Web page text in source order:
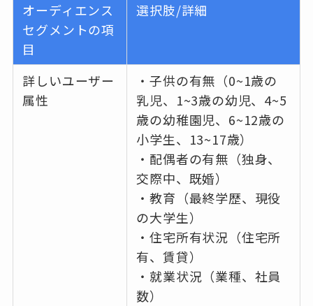
オーディエンス
セグメントの項
目
選択肢/詳細
詳しいユーザー
属性
・子供の有無（0~1歳の
乳児、1~3歳の幼児、4~5
歳の幼稚園児、6~12歳の
小学生、13~17歳）
・配偶者の有無（独身、
交際中、既婚）
・教育（最終学歴、現役
の大学生）
・住宅所有状況（住宅所
有、賃貸）
・就業状況（業種、社員
数）